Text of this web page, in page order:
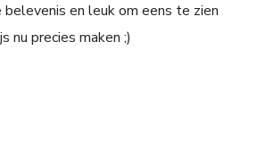
en leuk om eens te zien
nu precies maken ;)